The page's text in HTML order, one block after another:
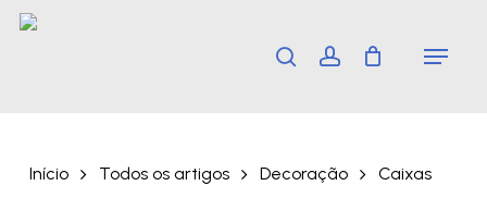
Skip
search account Menu
Início Todos os artigos Decoração
Caixas